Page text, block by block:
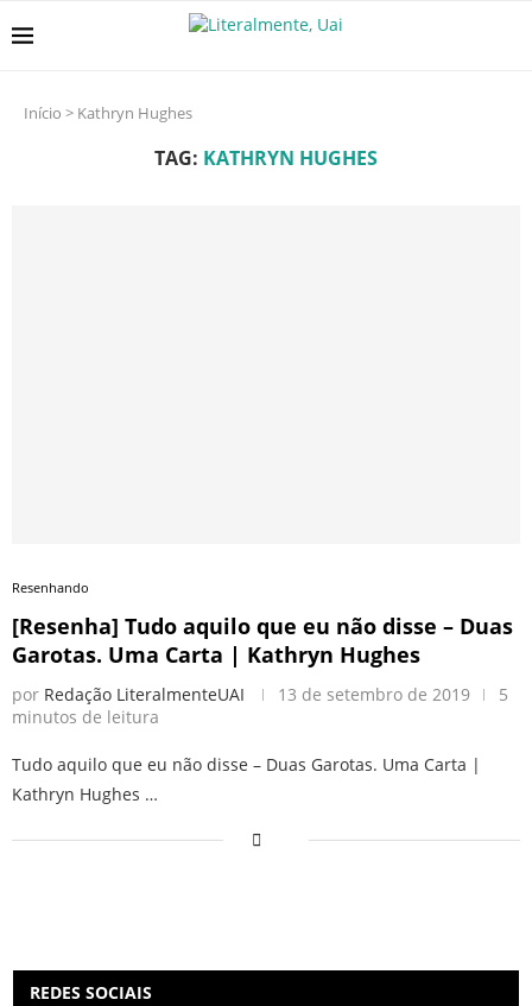
Início > Kathryn Hughes
TAG: KATHRYN HUGHES
Resenhando
[Resenha] Tudo aquilo que eu não disse – Duas
Garotas. Uma Carta | Kathryn Hughes
por Redação LiteralmenteUAI 13 de setembro de 2019
5
minutos de leitura
Tudo aquilo que eu não disse – Duas Garotas. Uma Carta |
Kathryn Hughes …
REDES SOCIAIS